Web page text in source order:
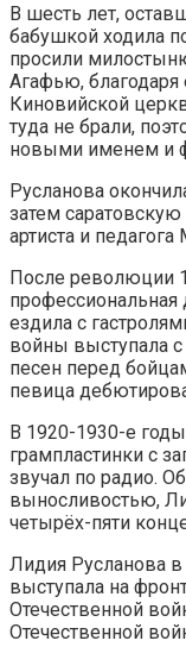
В шесть лет,
бабушкой ходила
просили
Агафью, благодаря
Киновийской
туда не брали,
новыми именем и
Русланова
затем
артиста и
После революции
профессиональная
ездила с
войны выступала
песен перед
певица
В 1920-1930-е
грампластинки с
звучал по радио.
выносливостью,
четырёх-пяти
Лидия Русланова в
выступала на
Отечественной
Отечественной